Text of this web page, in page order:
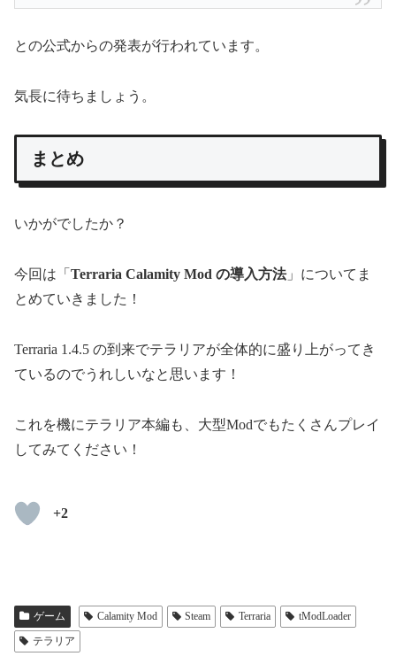
との公式からの発表が行われています。
気長に待ちましょう。
まとめ
いかがでしたか？
今回は「 Terraria Calamity Mod の導入方法」についてま
とめていきました！
Terraria 1.4.5 の到来でテラリアが全体的に盛り上がってき
ているのでうれしいなと思います！
これを機にテラリア本編も、大型Modでもたくさんプレイ
してみてください！
+2
ゲーム Calamity Mod Steam Terraria
tModLoader
テラリア